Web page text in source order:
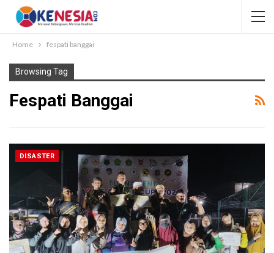
Home fespati banggai
Browsing Tag
Fespati Banggai
DISASTER